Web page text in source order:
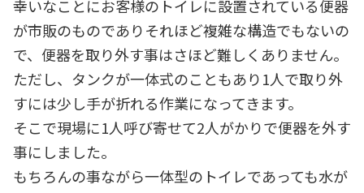
幸いなことにお客様のトイレに設置されている便器
が市販のものでありそれほど複雑な構造でもないの
で、便器を取り外す事はさほど難しくありません。
ただし、タンクが一体式のこともあり1人で取り外
すには少し手が折れる作業になってきます。
そこで現場に1人呼び寄せて2人がかりで便器を外す
事にしました。
もちろんの事ながら一体型のトイレであっても水が